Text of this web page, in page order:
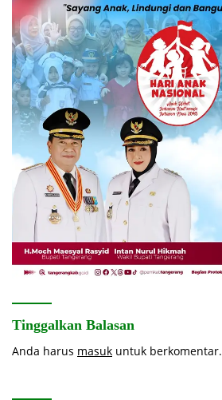
Tinggalkan Balasan
Anda harus masuk untuk berkomentar.